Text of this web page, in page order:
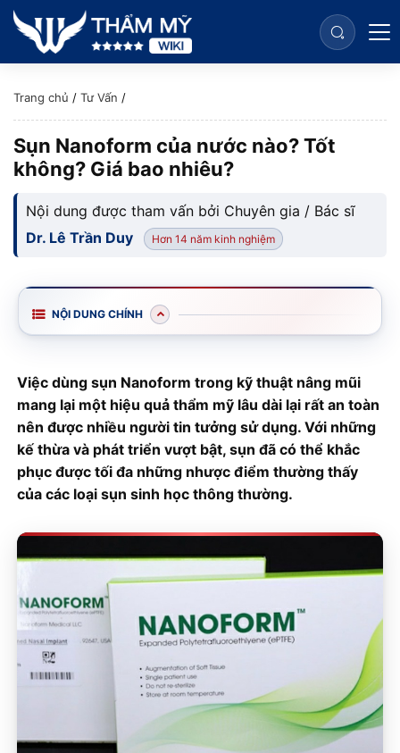
Trang chủ / Tư Vấn /
Sụn Nanoform của nước nào? Tốt
không? Giá bao nhiêu?
Nội dung được tham vấn bởi Chuyên gia / Bác sĩ
Dr. Lê Trần Duy
Hơn 14 năm kinh nghiệm
NỘI DUNG CHÍNH
Việc dùng sụn Nanoform trong kỹ thuật nâng mũi
mang lại một hiệu quả thẩm mỹ lâu dài lại rất an toàn
nên được nhiều người tin tưởng sử dụng. Với những
kế thừa và phát triển vượt bật, sụn đã có thể khắc
phục được tối đa những nhược điểm thường thấy
của các loại sụn sinh học thông thường.